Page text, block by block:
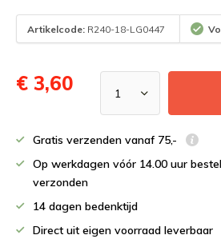
Artikelcode: R240-18-LG0447
€ 3,60
Gratis verzenden vanaf 75,-
Op werkdagen vóór 14.00 uur
verzonden
14 dagen bedenktijd
Direct uit eigen voorraad leverbaar